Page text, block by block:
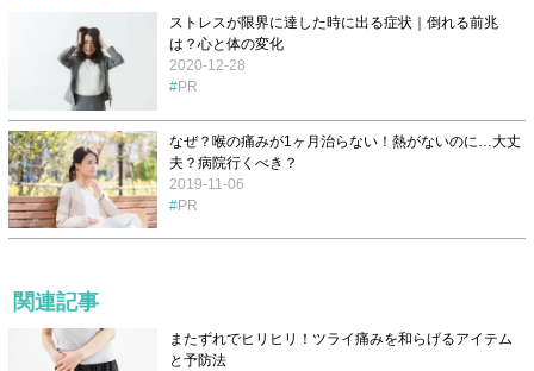
ストレスが限界に達した時に出る症状｜倒れる前兆
は？心と体の変化
2020-12-28
PR
なぜ？喉の痛みが1ヶ月治らない！熱がないのに…大丈
夫？病院行くべき？
2019-11-06
PR
関連記事
またずれでヒリヒリ！ツライ痛みを和らげるアイテム
と予防法